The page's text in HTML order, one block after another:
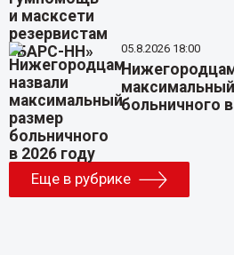
05.8.2026 18:00
больничного
Еще в рубрике